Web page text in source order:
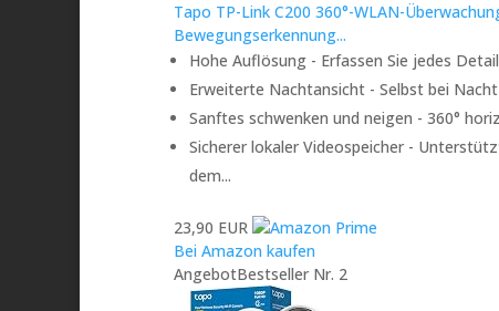
Tapo TP-Link C200 360°-WLAN-
Bewegungserkennung...
Hohe Auflösung - Erfassen Sie jedes
Erweiterte Nachtansicht - Selbst bei
Sanftes schwenken und neigen - 360°
Sicherer lokaler Videospeicher -
dem...
23,90 EUR
Bei Amazon kaufen
AngebotBestseller Nr. 2